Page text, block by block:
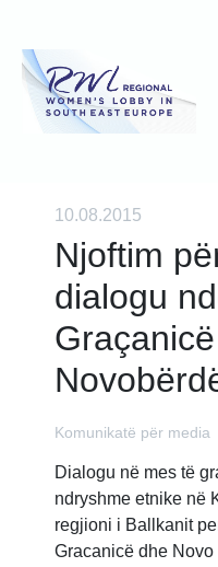
10.08.2015
Njoftim
dialogu
Komunikatë për media
Dialogu në mes të
ndryshme etnike në
regjioni i Ballkanit
Gracanicë dhe